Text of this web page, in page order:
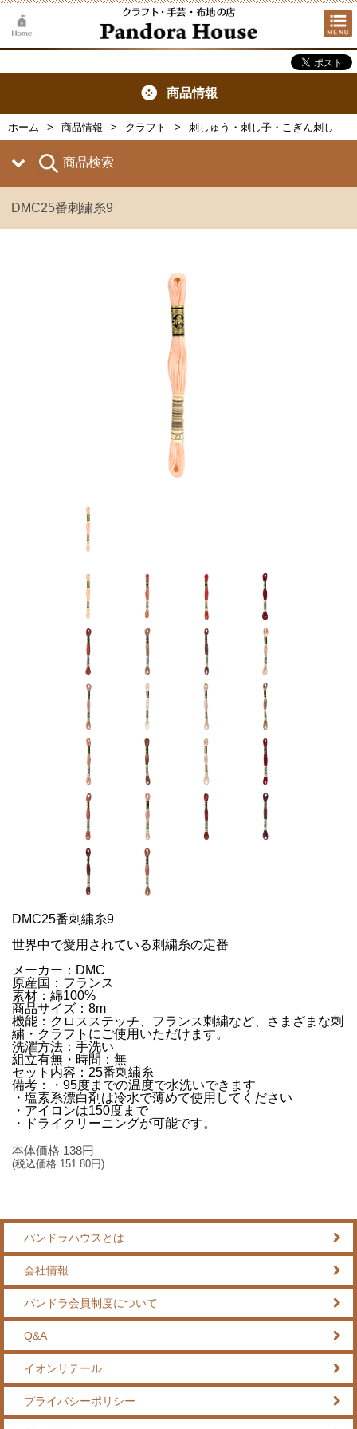
商品情報
ホーム 商品情報 クラフト 刺しゅう・刺し子・こぎん刺し
商品検索
DMC25番刺繍糸9
DMC25番刺繍糸9
世界中で愛用されている刺繍糸の定番
メーカー：DMC
原産国：フランス
素材：綿100%
商品サイズ：8m
機能：クロスステッチ、フランス刺繍など、さまざまな刺
繍・クラフトにご使用いただけます。
洗濯方法：手洗い
組立有無・時間：無
セット内容：25番刺繍糸
備考：・95度までの温度で水洗いできます
・塩素系漂白剤は冷水で薄めて使用してください
・アイロンは150度まで
・ドライクリーニングが可能です。
本体価格 138円
(税込価格 151.80円)
パンドラハウスとは
会社情報
パンドラ会員制度について
Q&A
イオンリテール
プライバシーポリシー